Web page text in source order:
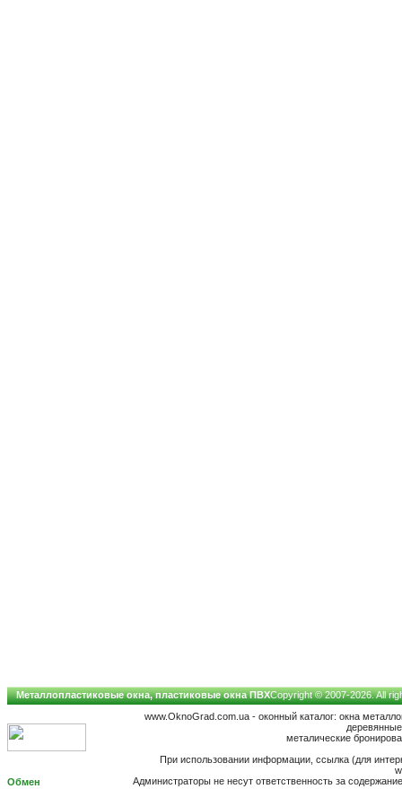
Металлопластиковые окна, пластиковые окна ПВХCopyright © 2007-2026. All
www.OknoGrad.com.ua - оконный каталог: окна
металические
При использовании информации, ссылка (для
Администраторы не несут ответственность за
Обмен